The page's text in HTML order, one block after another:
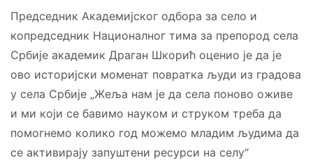
Председник Академијског одбора за село и
копредседник Националног тима за препород села
Србије академик Драган Шкорић оценио је да је
ово историјски моменат повратка људи из градова
у села Србије „Жеља нам је да села поново оживе
и ми који се бавимо науком и струком треба да
помогнемо колико год можемо младим људима да
се активирају запуштени ресурси на селу“